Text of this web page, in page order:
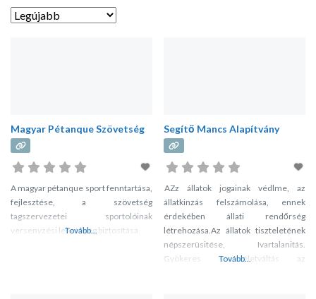
Magyar Pétanque Szövetség
A magyar pétanque sport fenntartása,
fejlesztése, a szövetség
tagszervezetei sportolóinak
versenyzési lehetőség biztosítása.
Tovább...
Segítő Mancs Alapítvány
AZz állatok jogainak védlme, az
állatkinzás felszámolása, ennek
érdekében állati rendőrség
létrehozása.Az állatok tiszteletének
népszerüsitése, Ivartalanitás.
Gyökeres szemléletváltás az
Tovább...